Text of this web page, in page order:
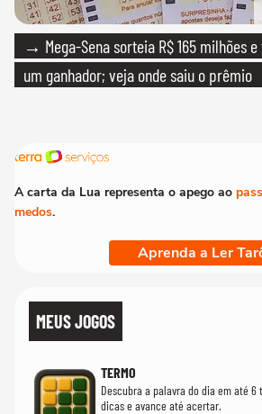
→ Mega-Sena sorteia R$ 165 milhões e
um ganhador; veja onde saiu o prêmio
A carta da Lua representa o apego ao
medos.
Aprenda a Ler
MEUS JOGOS
TERMO
Descubra a palavra do dia em até 6
dicas e avance até acertar.